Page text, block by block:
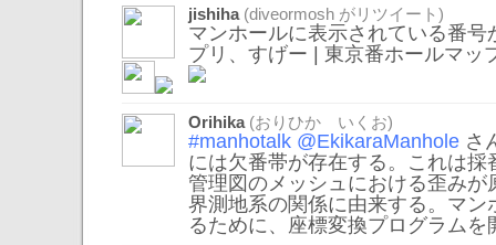
jishiha(diveormosh がリツイート)
マンホールに表示されている番
プリ、すげー | 東京番ホールマッ
Orihika(おりひか いくお)
#manhotalk @EkikaraManhole さ
には欠番帯が存在する。これは
管理図のメッシュにおける歪みが
界測地系の関係に由来する。マン
るために、座標変換プログラムを